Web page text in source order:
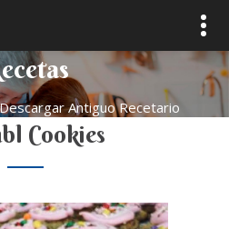
Antiguo Recetario
Cookies